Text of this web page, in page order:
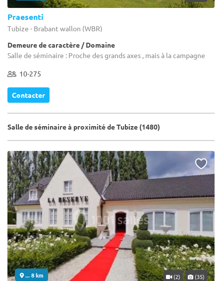
Praesenti
Tubize - Brabant wallon (WBR)
Demeure de caractère / Domaine
Salle de séminaire : Proche des grands axes , mais à la campagne
10-275
Contacter
Salle de séminaire à proximité de Tubize (1480)
... 8 km (2) (35)